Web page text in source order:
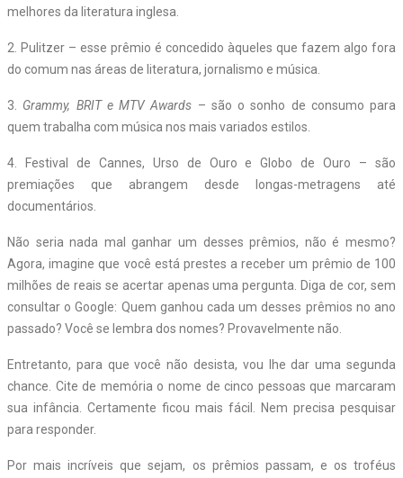
melhores da literatura inglesa.
2. Pulitzer – esse prêmio é concedido àqueles que fazem algo fora
do comum nas áreas de literatura, jornalismo e música.
3. Grammy, BRIT e MTV Awards – são o sonho de consumo para
quem trabalha com música nos mais variados estilos.
4. Festival de Cannes, Urso de Ouro e Globo de Ouro – são
premiações que abrangem desde longas-metragens até
documentários.
Não seria nada mal ganhar um desses prêmios, não é mesmo?
Agora, imagine que você está prestes a receber um prêmio de 100
milhões de reais se acertar apenas uma pergunta. Diga de cor, sem
consultar o Google: Quem ganhou cada um desses prêmios no ano
passado? Você se lembra dos nomes? Provavelmente não.
Entretanto, para que você não desista, vou lhe dar uma segunda
chance. Cite de memória o nome de cinco pessoas que marcaram
sua infância. Certamente ficou mais fácil. Nem precisa pesquisar
para responder.
Por mais incríveis que sejam, os prêmios passam, e os troféus